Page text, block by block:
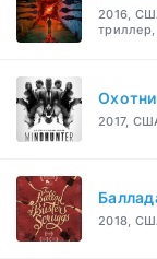
2016,
триллер,
2017,
2018,